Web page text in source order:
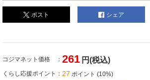
ポスト シェア
コジマネット価格 261 円(税込)
くらし応援ポイント 27 ポイント (10%)